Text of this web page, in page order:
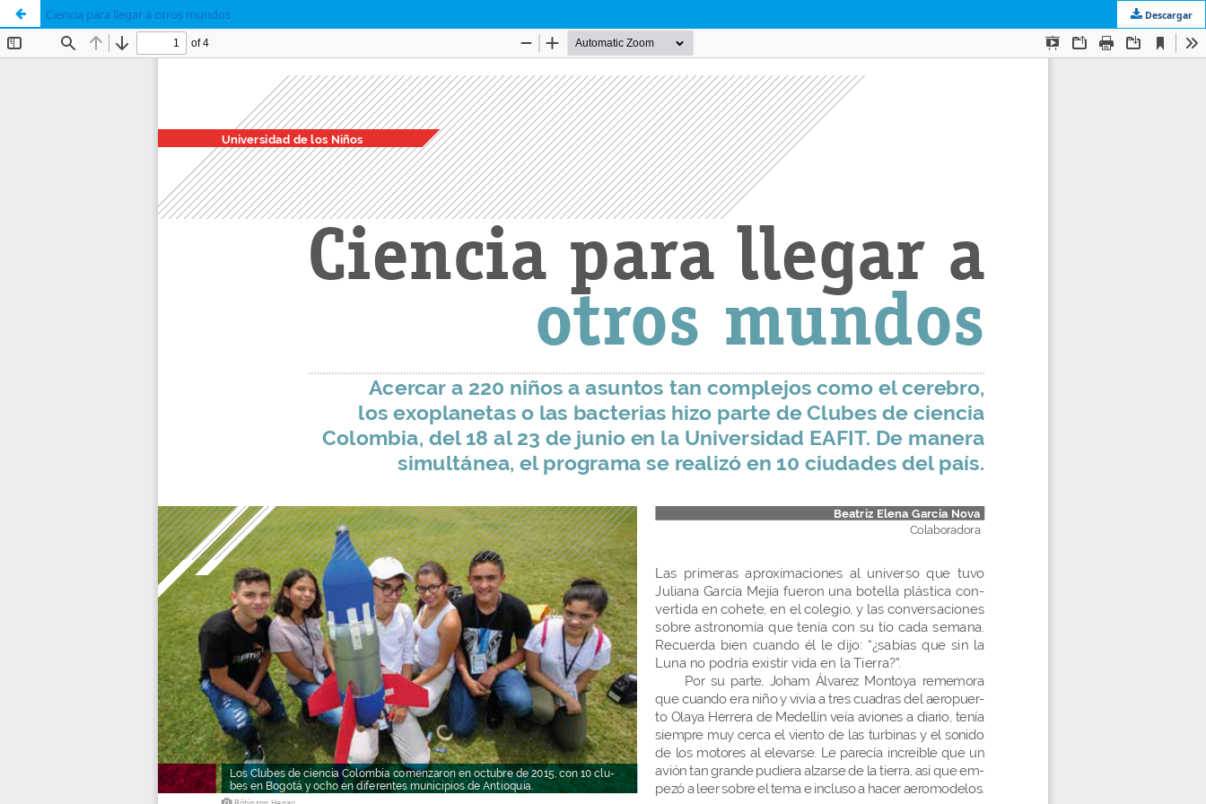
Ciencia para llegar a otros mundos Descargar